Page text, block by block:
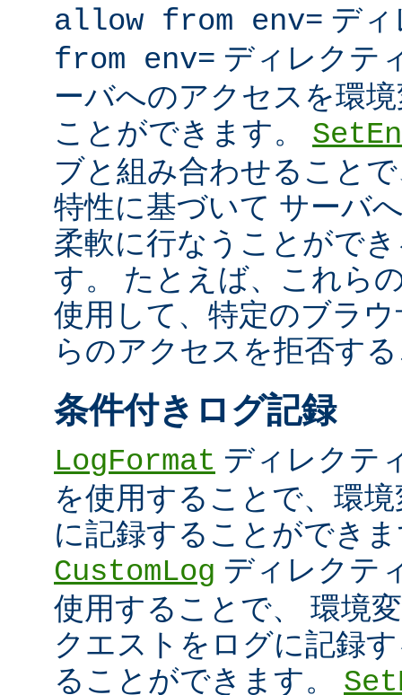
allow from env= デ
from env= ディレクテ
ーバへのアクセスを環
ことができます。
ブと組み合わせること
特性に基づいて サーバ
柔軟に行なうことがで
す。 たとえば、これら
使用して、特定のブラ
らのアクセスを拒否す
条件付きログ記録
LogFormat ディレクテ
を使用することで、環
に記録することができ
CustomLog ディレクテ
使用することで、 環境
クエストをログに記録
ることができます。